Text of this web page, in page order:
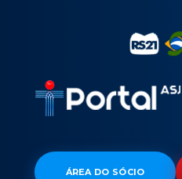
ÁREA DO SÓCIO